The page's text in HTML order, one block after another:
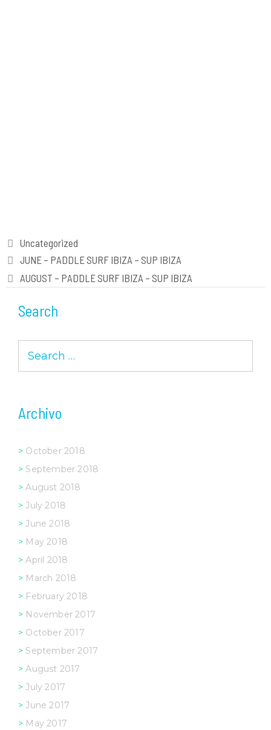
Categories
Uncategorized
Post
navigation
JUNE – PADDLE SURF IBIZA – SUP IBIZA
AUGUST – PADDLE SURF IBIZA – SUP IBIZA
Search
for:
Archivo
October 2018
September 2018
August 2018
July 2018
June 2018
May 2018
April 2018
March 2018
February 2018
November 2017
October 2017
September 2017
August 2017
July 2017
June 2017
May 2017